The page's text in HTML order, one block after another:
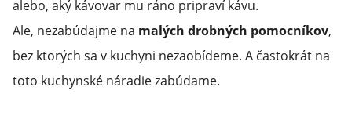
alebo, aký kávovar mu ráno pripraví kávu.
Ale, nezabúdajme na malých drobných pomocníkov,
bez ktorých sa v kuchyni nezaobídeme. A častokrát na
toto kuchynské náradie zabúdame.